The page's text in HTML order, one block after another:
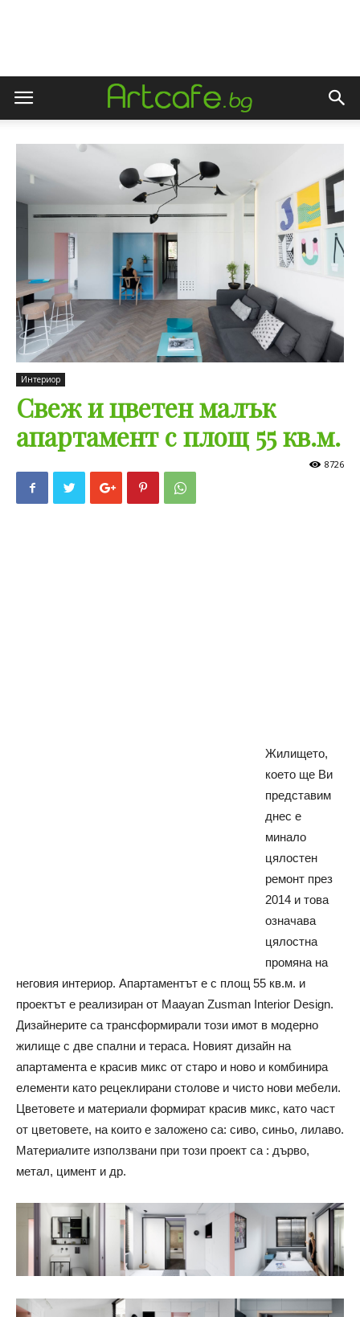
Интериор
Свеж и цветен малък
апартамент с площ 55 кв.м.
8726
Жилището,
което ще Ви
представим
днес е
минало
цялостен
ремонт през
2014 и това
означава
цялостна
промяна на
неговия интериор. Апартаментът е с площ 55 кв.м. и
проектът е реализиран от Maayan Zusman Interior Design.
Дизайнерите са трансформирали този имот в модерно
жилище с две спални и тераса. Новият дизайн на
апартамента е красив микс от старо и ново и комбинира
елементи като рецеклирани столове и чисто нови мебели.
Цветовете и материали формират красив микс, като част
от цветовете, на които е заложено са: сиво, синьо, лилаво.
Материалите използвани при този проект са : дърво,
метал, цимент и др.